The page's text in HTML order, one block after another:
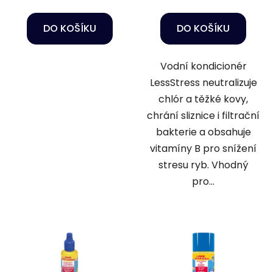
DO KOŠÍKU DO KOŠÍKU
Vodní kondicionér
LessStress neutralizuje
chlór a těžké kovy,
chrání sliznice i filtrační
bakterie a obsahuje
vitamíny B pro snížení
stresu ryb. Vhodný
pro...